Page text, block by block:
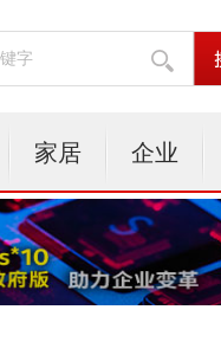
家居 企业